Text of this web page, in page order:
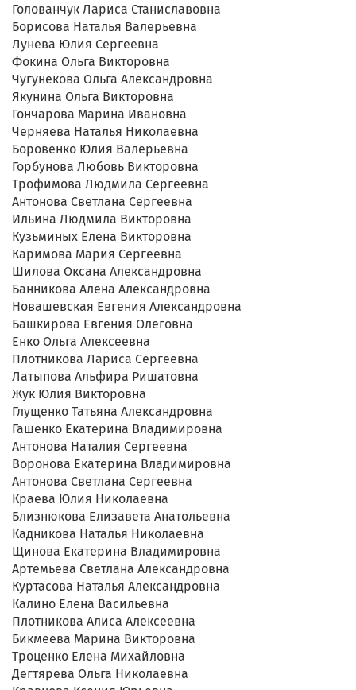
Голованчук Лариса Станиславовна
Борисова Наталья Валерьевна
Лунева Юлия Сергеевна
Фокина Ольга Викторовна
Чугунекова Ольга Александровна
Якунина Ольга Викторовна
Гончарова Марина Ивановна
Черняева Наталья Николаевна
Боровенко Юлия Валерьевна
Горбунова Любовь Викторовна
Трофимова Людмила Сергеевна
Антонова Светлана Сергеевна
Ильина Людмила Викторовна
Кузьминых Елена Викторовна
Каримова Мария Сергеевна
Шилова Оксана Александровна
Банникова Алена Александровна
Новашевская Евгения Александровна
Башкирова Евгения Олеговна
Енко Ольга Алексеевна
Плотникова Лариса Сергеевна
Латыпова Альфира Ришатовна
Жук Юлия Викторовна
Глущенко Татьяна Александровна
Гашенко Екатерина Владимировна
Антонова Наталия Сергеевна
Воронова Екатерина Владимировна
Антонова Светлана Сергеевна
Краева Юлия Николаевна
Близнюкова Елизавета Анатольевна
Кадникова Наталья Николаевна
Щинова Екатерина Владимировна
Артемьева Светлана Александровна
Куртасова Наталья Александровна
Калино Елена Васильевна
Плотникова Алиса Алексеевна
Бикмеева Марина Викторовна
Троценко Елена Михайловна
Дегтярева Ольга Николаевна